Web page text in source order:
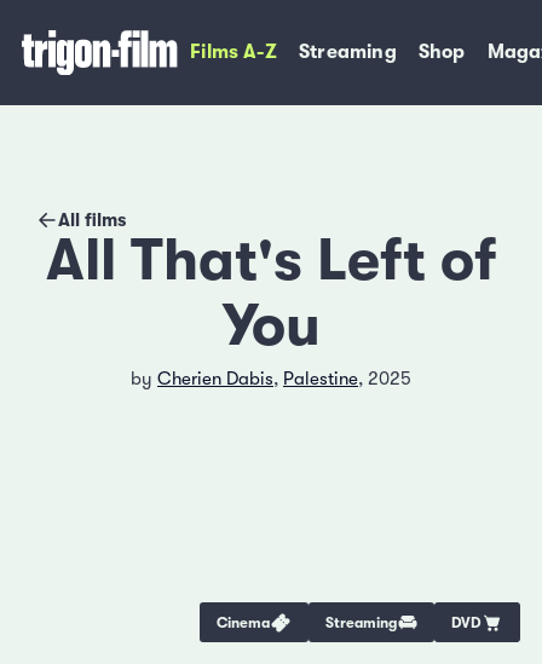
Films A-Z Streaming Shop
All films
All That's Left of
You
by Cherien Dabis, Palestine, 2025
Cinema Streaming DVD